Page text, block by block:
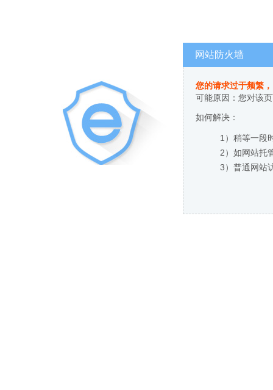
网站防火墙
您的请求过于频繁
可能原因：您对该
如何解决：
1）稍等一段
2）如网站托
3）普通网站